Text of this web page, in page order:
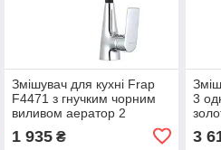
Змішувач для кухні Frap
F4471 з гнучким чорним
виливом аератор 2
кріплення гайка
1 935₴
3
3